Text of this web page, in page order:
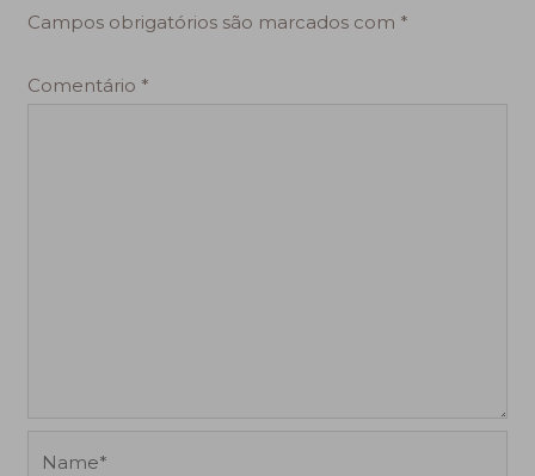
Campos obrigatórios são marcados com *
Comentário *